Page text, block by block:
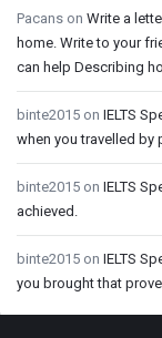
Pacans on Write a
home. Write to your
can help Describing
binte2015 on IELTS
when you travelled by
binte2015 on IELTS
achieved.
binte2015 on IELTS
you brought that